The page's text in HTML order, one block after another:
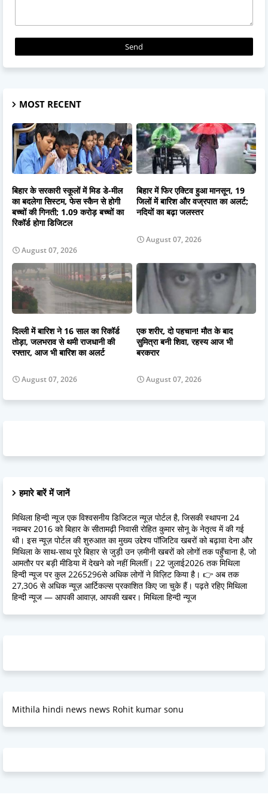
MOST RECENT
बिहार के सरकारी स्कूलों में मिड डे-मील
का बदलेगा सिस्टम, फेस स्कैन से होगी
बच्चों की गिनती; 1.09 करोड़ बच्चों का
रिकॉर्ड होगा डिजिटल
August 07, 2026
बिहार में फिर एक्टिव हुआ मानसून, 19
जिलों में बारिश और वज्रपात का अलर्ट;
नदियों का बढ़ा जलस्तर
August 07, 2026
दिल्ली में बारिश ने 16 साल का रिकॉर्ड
तोड़ा, जलभराव से थमी राजधानी की
रफ्तार, आज भी बारिश का अलर्ट
August 07, 2026
एक शरीर, दो पहचान! मौत के बाद
सुमित्रा बनी शिवा, रहस्य आज भी
बरकरार
August 07, 2026
हमारे बारें में जानें
मिथिला हिन्दी न्यूज एक विश्वसनीय डिजिटल न्यूज़ पोर्टल है, जिसकी स्थापना 24
नवम्बर 2016 को बिहार के सीतामढ़ी निवासी रोहित कुमार सोनू के नेतृत्व में की गई
थी। इस न्यूज़ पोर्टल की शुरुआत का मुख्य उद्देश्य पॉजिटिव खबरों को बढ़ावा देना और
मिथिला के साथ-साथ पूरे बिहार से जुड़ी उन ज़मीनी खबरों को लोगों तक पहुँचाना है, जो
आमतौर पर बड़ी मीडिया में देखने को नहीं मिलतीं। 22 जुलाई2026 तक मिथिला
हिन्दी न्यूज पर कुल 2265296से अधिक लोगों ने विज़िट किया है। 👉 अब तक
27,306 से अधिक न्यूज़ आर्टिकल्स प्रकाशित किए जा चुके हैं। पढ़ते रहिए मिथिला
हिन्दी न्यूज — आपकी आवाज़, आपकी खबर। मिथिला हिन्दी न्यूज
Mithila hindi news news Rohit kumar sonu